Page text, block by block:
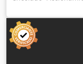
hasta: 3500 x 2400
neumático -
4200/1100/A3700
Dimensiones para el
Peso: aprox. 3500 kg